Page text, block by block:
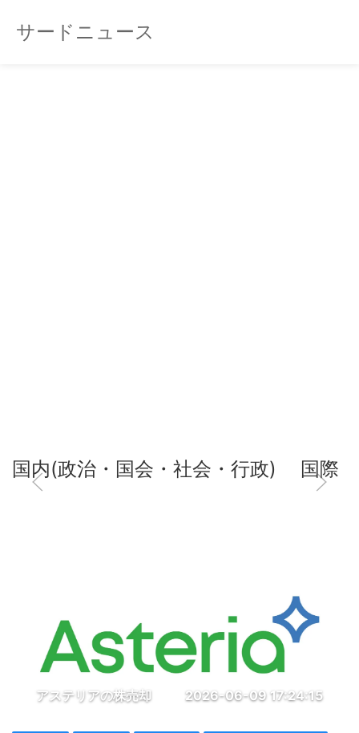
サードニュース
国内(政治・国会・社会・行政) 国際
アステリアの株売却 2026-06-09 17:24:15